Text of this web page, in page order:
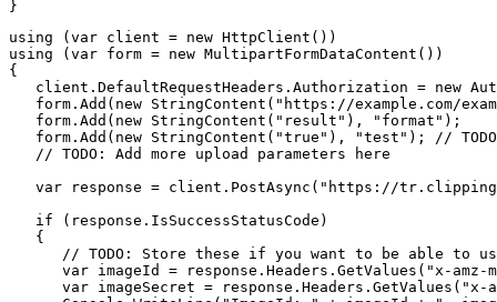
using (var client = new HttpClient())
using (var form = new MultipartFormDataContent())
{
client.DefaultRequestHeaders.Authorization = new
form.Add(new StringContent("https://example.com/
   form.Add(new StringContent("result"), "format");
form.Add(new StringContent("true"), "test"); //
   // TODO: Add more upload parameters here
var response = client.PostAsync("https://
   if (response.IsSuccessStatusCode)
   {
// TODO: Store these if you want to be able to
var imageId = response.Headers.GetValues("x-amz-
var imageSecret =